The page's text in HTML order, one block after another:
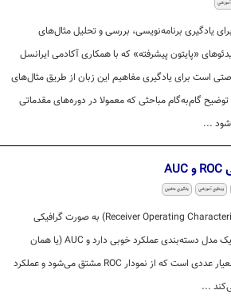
یادگیری برنامه‌نویسی، بررسی و تحلیل مثال‌های
«پایتون پیشرفته» که با همکاری آکادمی ایرانسل
است برای یادگیری مفاهیم این زبان از طریق مثال‌های
گام‌به‌گام مباحثی که معمولا در دوره‌های مقدماتی
...
آموزشی یادگیری ماشین
نمودار ROC (مخفف Receiver Operating Characteristic) به صورت گرافیکی
نمایش می‌دهد که چقدر یک مدل دسته‌بندی عملکرد خوبی دارد و AUC (یا همان
مساحت زیر نمودار) یک معیار عددی است که از نمودار ROC مشتق می‌شود و عملکرد
...